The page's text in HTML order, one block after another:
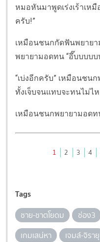
หมอหันมาพูดเร่งเร้าเห
ครับ!”
เหมือนชนกกัดฟันพยายา
พยายามอดทน “อึ๊บบบบ
“เบ่งอีกครับ” เหมือนชน
ทั้งเจ็บจนแทบจะทนไม่ไ
เหมือนชนกพยายามอดท
1 2 3 4
Tags
ชาย-ชาตโยดม ช่อง3
เกมเสน่หา
เจมส์-จิรายุ